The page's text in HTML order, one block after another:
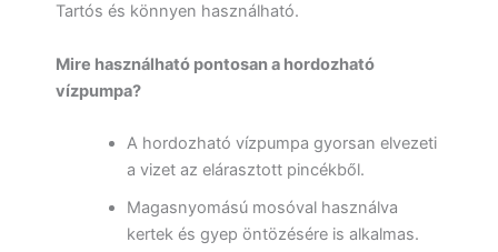
Tartós és könnyen használható.
Mire használható pontosan a hordozható
vízpumpa?
A hordozható vízpumpa gyorsan elvezeti
a vizet az elárasztott pincékből.
Magasnyomású mosóval használva
kertek és gyep öntözésére is alkalmas.